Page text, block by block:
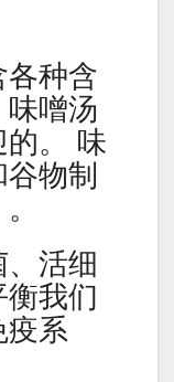
各种含
噌汤
的。 味
物制
活细
我们
疫系